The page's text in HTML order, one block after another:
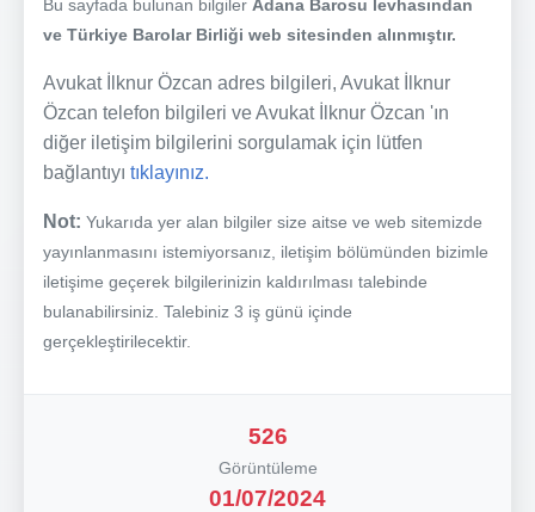
Bu sayfada bulunan bilgiler Adana Barosu levhasından
ve Türkiye Barolar Birliği web sitesinden alınmıştır.
Avukat İlknur Özcan adres bilgileri, Avukat İlknur
Özcan telefon bilgileri ve Avukat İlknur Özcan 'ın
diğer iletişim bilgilerini sorgulamak için lütfen
bağlantıyı tıklayınız.
Not: Yukarıda yer alan bilgiler size aitse ve web sitemizde
yayınlanmasını istemiyorsanız, iletişim bölümünden bizimle
iletişime geçerek bilgilerinizin kaldırılması talebinde
bulanabilirsiniz. Talebiniz 3 iş günü içinde
gerçekleştirilecektir.
526
Görüntüleme
01/07/2024